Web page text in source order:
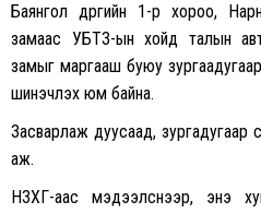
Баянгол дүүргийн 1-р хороо,
замаас УБТЗ-ын хойд талын
замыг маргааш буюу
шинэчлэх юм байна.
Засварлаж дуусаад, зургадугаар
аж.
НЗХГ-аас мэдээлснээр, энэ